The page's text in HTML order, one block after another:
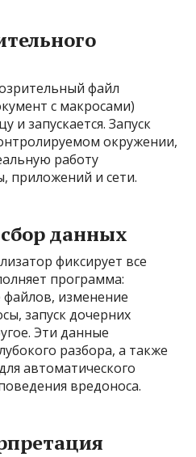
файл
с макросами)
и запускается. Запуск
окружении,
работу
приложений и сети.
данных
фиксирует все
программа:
файлов, изменение
запуск дочерних
Эти данные
разбора, а также
автоматического
вредоноса.